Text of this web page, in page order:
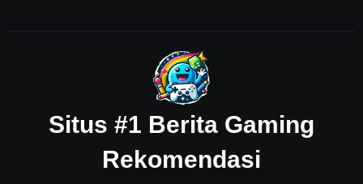
Situs #1 Berita Gaming
Rekomendasi